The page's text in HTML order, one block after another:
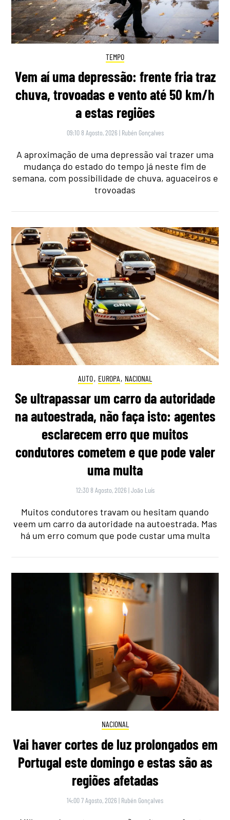
TEMPO
Vem aí uma depressão: frente fria traz
chuva, trovoadas e vento até 50 km/h
a estas regiões
09:10 8 Agosto, 2026 | Rubén Gonçalves
A aproximação de uma depressão vai trazer uma
mudança do estado do tempo já neste fim de
semana, com possibilidade de chuva, aguaceiros e
trovoadas
AUTO, EUROPA, NACIONAL
Se ultrapassar um carro da autoridade
na autoestrada, não faça isto: agentes
esclarecem erro que muitos
condutores cometem e que pode valer
uma multa
12:30 8 Agosto, 2026 |João Luís
Muitos condutores travam ou hesitam quando
veem um carro da autoridade na autoestrada. Mas
há um erro comum que pode custar uma multa
NACIONAL
Vai haver cortes de luz prolongados em
Portugal este domingo e estas são as
regiões afetadas
14:00 7 Agosto, 2026 | Rubén Gonçalves